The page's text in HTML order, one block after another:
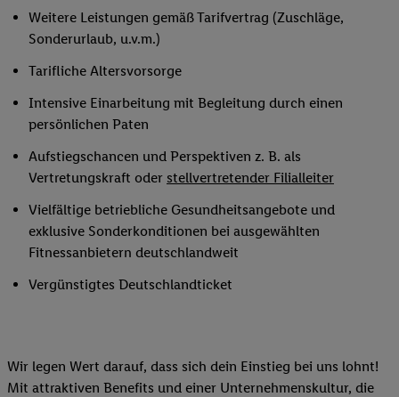
Weitere Leistungen gemäß Tarifvertrag (Zuschläge,
Sonderurlaub, u.v.m.)
Tarifliche Altersvorsorge
Intensive Einarbeitung mit Begleitung durch einen
persönlichen Paten
Aufstiegschancen und Perspektiven z. B. als
Vertretungskraft oder stellvertretender Filialleiter
Vielfältige betriebliche Gesundheitsangebote und
exklusive Sonderkonditionen bei ausgewählten
Fitnessanbietern deutschlandweit
Vergünstigtes Deutschlandticket
Wir legen Wert darauf, dass sich dein Einstieg bei uns lohnt!
Mit attraktiven Benefits und einer Unternehmenskultur, die